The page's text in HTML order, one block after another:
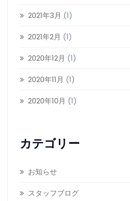
2021年3月 (1)
2021年2月 (1)
2020年12月 (1)
2020年11月 (1)
2020年10月 (1)
カテゴリー
お知らせ
スタッフブログ